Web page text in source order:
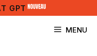
GPT
MENU